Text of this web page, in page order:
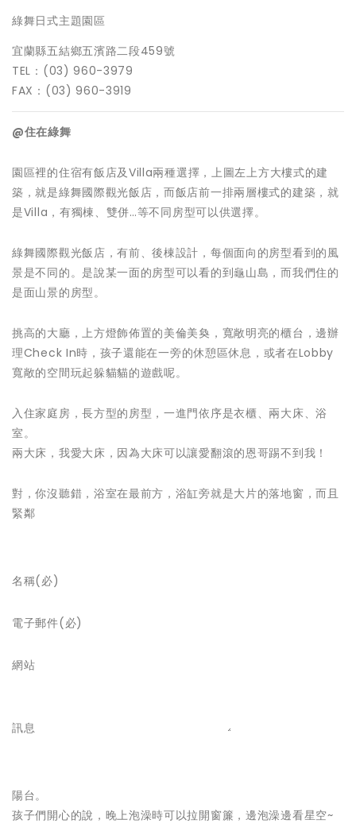
綠舞日式主題園區
宜蘭縣五結鄉五濱路二段459號
TEL：(03) 960-3979
FAX：(03) 960-3919
@住在綠舞
園區裡的住宿有飯店及Villa兩種選擇，上圖左上方大樓式的建
築，就是綠舞國際觀光飯店，而飯店前一排兩層樓式的建築，就
是Villa，有獨棟、雙併…等不同房型可以供選擇。
綠舞國際觀光飯店，有前、後棟設計，每個面向的房型看到的風
景是不同的。是說某一面的房型可以看的到龜山島，而我們住的
是面山景的房型。
挑高的大廳，上方燈飾佈置的美倫美奐，寬敞明亮的櫃台，邊辦
理Check In時，孩子還能在一旁的休憩區休息，或者在Lobby
寬敞的空間玩起躲貓貓的遊戲呢。
入住家庭房，長方型的房型，一進門依序是衣櫃、兩大床、浴
室。
兩大床，我愛大床，因為大床可以讓愛翻滾的恩哥踢不到我！
對，你沒聽錯，浴室在最前方，浴缸旁就是大片的落地窗，而且
緊鄰
名稱(必)
電子郵件(必)
網站
訊息
陽台。
孩子們開心的說，晚上泡澡時可以拉開窗簾，邊泡澡邊看星空~